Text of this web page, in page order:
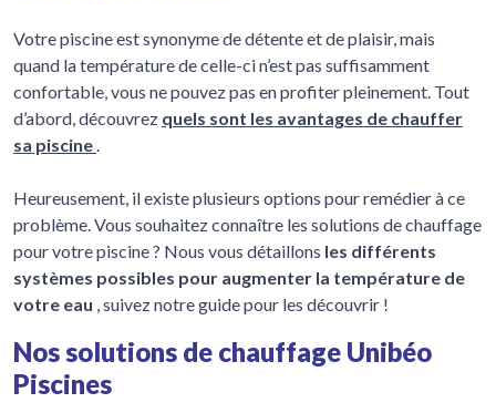
Votre piscine est synonyme de détente et de plaisir, mais
quand la température de celle-ci n’est pas suffisamment
confortable, vous ne pouvez pas en profiter pleinement. Tout
d’abord, découvrez quels sont les avantages de chauffer
sa piscine.
Heureusement, il existe plusieurs options pour remédier à ce
problème. Vous souhaitez connaître les solutions de chauffage
pour votre piscine ? Nous vous détaillons les différents
systèmes possibles pour augmenter la température de
votre eau , suivez notre guide pour les découvrir !
Nos solutions de chauffage Unibéo
Piscines